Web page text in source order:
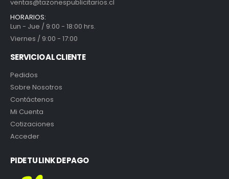
ventas@tazonespublicitarios.cl
HORARIOS:
Lun - Jue / 9:00 - 18:00 hrs.
Viernes / 9:00 - 17:00
SERVICIO AL CLIENTE
Pedidos
Sobre Nosotros
Contáctenos
Mi Cuenta
Cotizaciones
Acceder
PIDE TU LINK DE PAGO